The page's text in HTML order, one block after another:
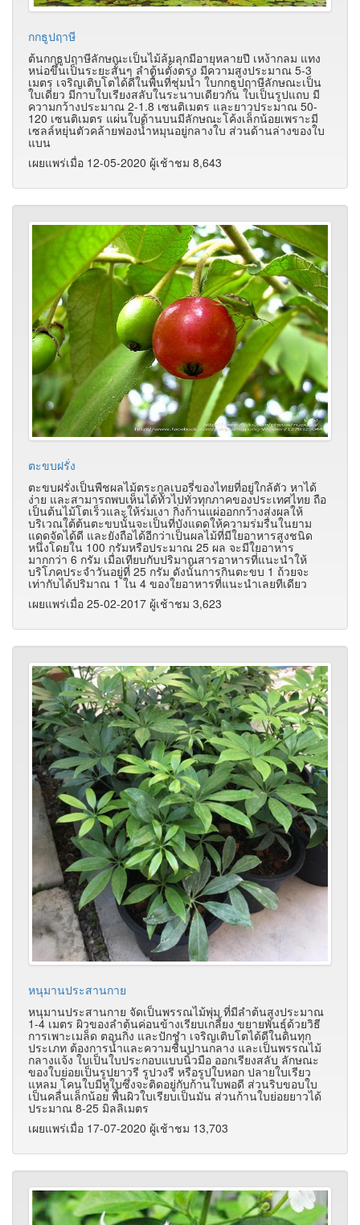
กกธูปฤาษี
ต้นกกธูปฤาษีลักษณะเป็นไม้ล้มลุกมีอายุหลายปี เหง้ากลม แทง
หน่อขึ้นเป็นระยะสั้นๆ ลำต้นตั้งตรง มีความสูงประมาณ 5-3
เมตร เจริญเติบโตได้ดีในพื้นที่ชุ่มน้ำ ใบกกธูปฤาษีลักษณะเป็น
ใบเดี่ยว มีกาบใบเรียงสลับในระนาบเดียวกัน ใบเป็นรูปแถบ มี
ความกว้างประมาณ 2-1.8 เซนติเมตร และยาวประมาณ 50-
120 เซนติเมตร แผ่นใบด้านบนมีลักษณะโค้งเล็กน้อยเพราะมี
เซลล์หยุ่นตัวคล้ายฟองน้ำหมุนอยู่กลางใบ ส่วนด้านล่างของใบ
แบน
เผยแพร่เมื่อ 12-05-2020 ผู้เช้าชม 8,643
ตะขบฝรั่ง
ตะขบฝรั่งเป็นพืชผลไม้ตระกูลเบอรี่ของไทยที่อยู่ใกล้ตัว หาได้
ง่าย และสามารถพบเห็นได้ทั่วไปทั่วทุกภาคของประเทศไทย ถือ
เป็นต้นไม้โตเร็วและให้ร่มเงา กิ่งก้านแผ่ออกกว้างส่งผลให้
บริเวณใต้ต้นตะขบนั้นจะเป็นที่บังแดดให้ความร่มรื่นในยาม
แดดจัดได้ดี และยังถือได้อีกว่าเป็นผลไม้ที่มีใยอาหารสูงชนิด
หนึ่งโดยใน 100 กรัมหรือประมาณ 25 ผล จะมีใยอาหาร
มากกว่า 6 กรัม เมื่อเทียบกับปริมาณสารอาหารที่แนะนำให้
บริโภคประจำวันอยู่ที่ 25 กรัม ดังนั้นการกินตะขบ 1 ถ้วยจะ
เท่ากับได้ปริมาณ 1 ใน 4 ของใยอาหารที่แนะนำเลยทีเดียว
เผยแพร่เมื่อ 25-02-2017 ผู้เช้าชม 3,623
หนุมานประสานกาย
หนุมานประสานกาย จัดเป็นพรรณไม้พุ่ม ที่มีลำต้นสูงประมาณ
1-4 เมตร ผิวของลำต้นค่อนข้างเรียบเกลี้ยง ขยายพันธุ์ด้วยวิธี
การเพาะเมล็ด ตอนกิ่ง และปักชำ เจริญเติบโตได้ดีในดินทุก
ประเภท ต้องการน้ำและความชื้นปานกลาง และเป็นพรรณไม้
กลางแจ้ง ใบเป็นใบประกอบแบบนิ้วมือ ออกเรียงสลับ ลักษณะ
ของใบย่อยเป็นรูปยาวรี รูปวงรี หรือรูปใบหอก ปลายใบเรียว
แหลม โคนใบมีหูใบซึ่งจะติดอยู่กับก้านใบพอดี ส่วนริบขอบใบ
เป็นคลื่นเล็กน้อย พื้นผิวใบเรียบเป็นมัน ส่วนก้านใบย่อยยาวได้
ประมาณ 8-25 มิลลิเมตร
เผยแพร่เมื่อ 17-07-2020 ผู้เช้าชม 13,703